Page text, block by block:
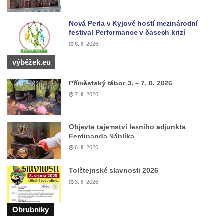
Jidášovo
Křížová cesta Římov – VI. kaple – Olivetská
hora (Getsemanská zahrada)
Křížová cesta Římov – V. kaple – Smutná
duše
Křížová cesta Římov – IV. kaple – Pustá ves
Křížová cesta Římov – III. kaple – Stádní
brána
Křížová cesta Římov – II. kaple – Poslední
večeře Páně
Křížová cesta Římov – I. kaple – Loučení
Márnice na hřbitově v Římově
Kaple v Horním Třeboníně
Kaple Panny Marie v Horním Třeboníně
Nová Perla v Kyjově hostí mezinárodní
festival Performance v časech krizí
6. 8. 2026
výběžek.eu
Příměstský tábor 3. – 7. 8. 2026
7. 8. 2026
Objevte tajemství lesního adjunkta
Ferdinanda Náhlíka
6. 8. 2026
Tolštejnské slavnosti 2026
3. 8. 2026
Obrubniky